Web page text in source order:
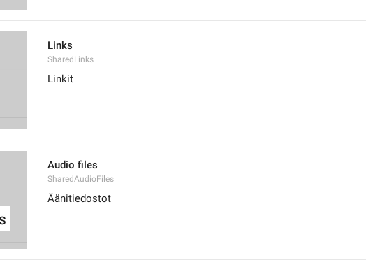
Links
SharedLinks
Linkit
Audio files
SharedAudioFiles
Äänitiedostot